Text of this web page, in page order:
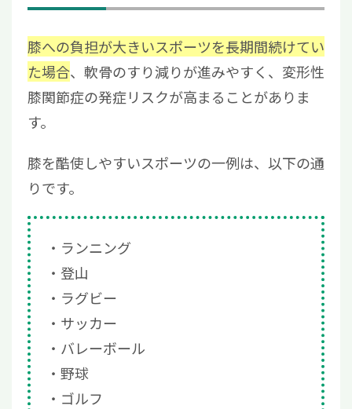
膝への負担が大きいスポーツを長期間続けてい
た場合、軟骨のすり減りが進みやすく、変形性
膝関節症の発症リスクが高まることがありま
す。
膝を酷使しやすいスポーツの一例は、以下の通
りです。
ランニング
登山
ラグビー
サッカー
バレーボール
野球
ゴルフ